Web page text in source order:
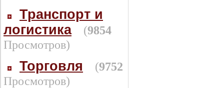
Транспорт и
логистика
(9854
Просмотров)
Торговля (9752
Просмотров)